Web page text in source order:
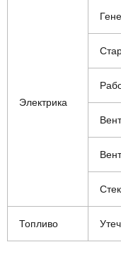
Электрика
Топливо